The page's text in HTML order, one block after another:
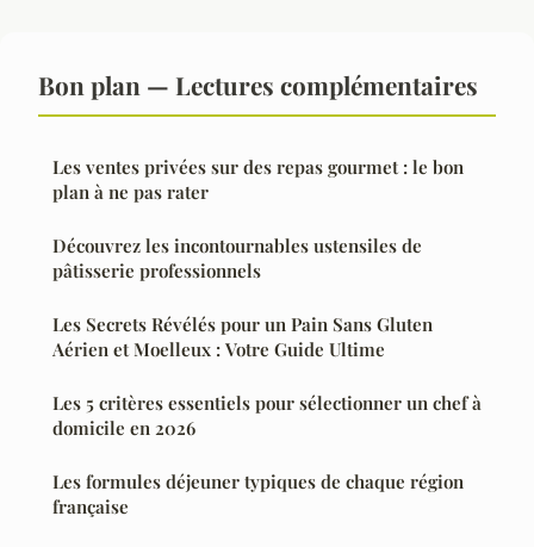
Bon plan — Lectures complémentaires
Les ventes privées sur des repas gourmet : le bon
plan à ne pas rater
Découvrez les incontournables ustensiles de
pâtisserie professionnels
Les Secrets Révélés pour un Pain Sans Gluten
Aérien et Moelleux : Votre Guide Ultime
Les 5 critères essentiels pour sélectionner un chef à
domicile en 2026
Les formules déjeuner typiques de chaque région
française